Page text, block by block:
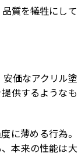
質を犠牲にして
価なアクリル塗
供するようなも
に薄める行為。
本来の性能は大